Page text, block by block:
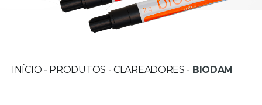
INÍCIO - PRODUTOS -CLAREADORES - BIODAM